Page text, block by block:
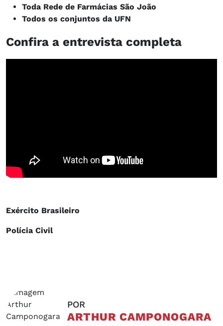
Toda Rede de Farmácias São João
Todos os conjuntos da UFN
Confira a entrevista completa
Exército Brasileiro
Polícia Civil
POR
ARTHUR CAMPONOGARA